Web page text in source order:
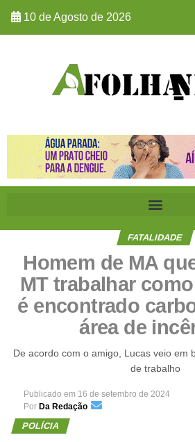
10 de Agosto de 2026
FATALIDADE
Homem de MA
MT trabalhar
é encontrado
área de
De acordo com o amigo, Lucas veio em
de trabalho
Publicado em 16 de setembro de 2024
Por Da Redação
POLÍCIA